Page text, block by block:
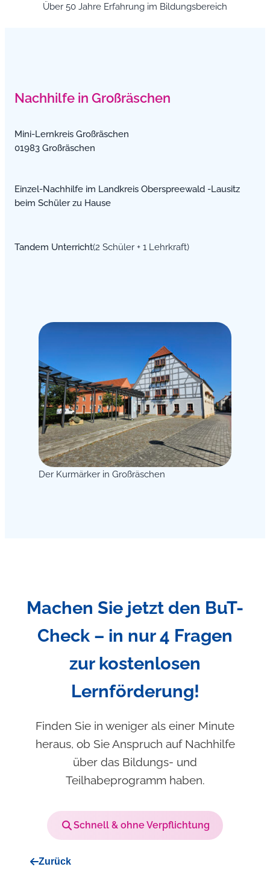
Über 50 Jahre Erfahrung im Bildungsbereich
Nachhilfe in Großräschen
Mini-Lernkreis Großräschen
01983 Großräschen
Einzel-Nachhilfe im Landkreis Oberspreewald -Lausitz
beim Schüler zu Hause
Tandem Unterricht(2 Schüler + 1 Lehrkraft)
Der Kurmärker in Großräschen
Machen Sie jetzt den BuT-
Check – in nur 4 Fragen
zur kostenlosen
Lernförderung!
Finden Sie in weniger als einer Minute
heraus, ob Sie Anspruch auf Nachhilfe
über das Bildungs- und
Teilhabeprogramm haben.
Schnell & ohne Verpflichtung
Zurück